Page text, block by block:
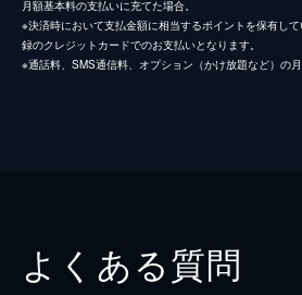
月額基本料の支払いに充てた場合。
※決済時において支払金額に相当するポイントを保有し
録のクレジットカードでのお支払いとなります。
※通話料、SMS通信料、オプション（かけ放題など）の
よくある質問